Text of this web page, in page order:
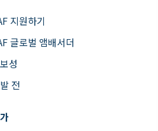
지원하기
글로벌 앰배서더
성
전